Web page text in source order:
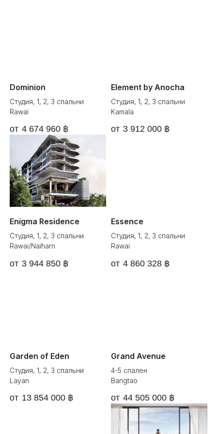
Dominion
Студия, 1, 2, 3 спальни
Rawai
4 674 960 ฿
Element by Anocha
Студия, 1, 2, 3 спальни
Kamala
3 912 000 ฿
Enigma Residence
Студия, 1, 2, 3 спальни
Rawai/Naiharn
3 944 850 ฿
Essence
Студия, 1, 2, 3 спальни
Rawai
4 860 328 ฿
Garden of Eden
Студия, 1, 2, 3 спальни
Layan
13 854 000 ฿
Grand Avenue
4-5 спален
Bangtao
44 505 000 ฿